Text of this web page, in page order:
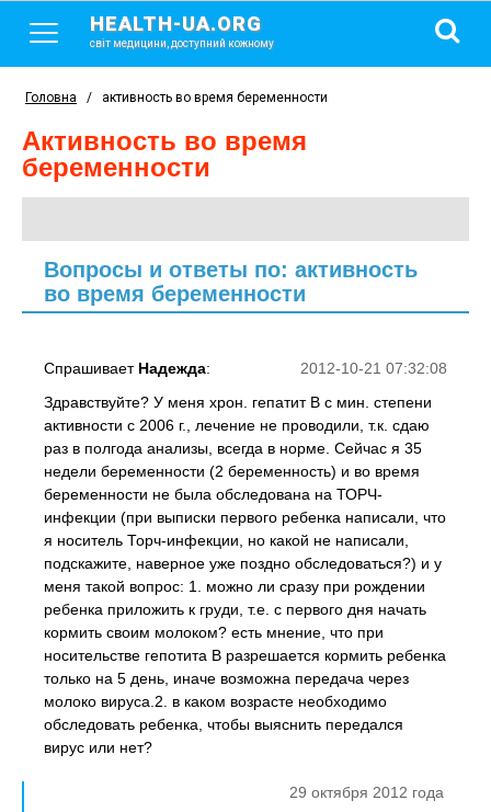
HEALTH-UA.ORG
світ медицини, доступний кожному
Головна / активность во время беременности
активность во время
беременности
Вопросы и ответы по: активность
во время беременности
2012-10-21 07:32:08
Спрашивает Надежда:
Здравствуйте? У меня хрон. гепатит В с мин. степени
активности с 2006 г., лечение не проводили, т.к. сдаю
раз в полгода анализы, всегда в норме. Сейчас я 35
недели беременности (2 беременность) и во время
беременности не была обследована на ТОРЧ-
инфекции (при выписки первого ребенка написали, что
я носитель Торч-инфекции, но какой не написали,
подскажите, наверное уже поздно обследоваться?) и у
меня такой вопрос: 1. можно ли сразу при рождении
ребенка приложить к груди, т.е. с первого дня начать
кормить своим молоком? есть мнение, что при
носительстве гепотита В разрешается кормить ребенка
только на 5 день, иначе возможна передача через
молоко вируса.2. в каком возрасте необходимо
обследовать ребенка, чтобы выяснить передался
вирус или нет?
29 октября 2012 года